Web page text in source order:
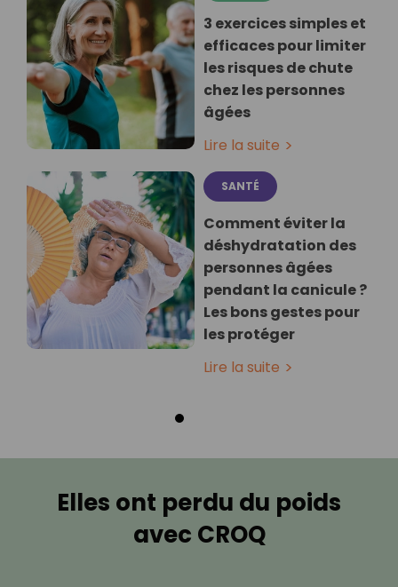
3 exercices simples et
efficaces pour limiter
les risques de chute
chez les personnes
âgées
Lire la suite
SANTÉ
Comment éviter la
déshydratation des
personnes âgées
pendant la canicule ?
Les bons gestes pour
les protéger
Lire la suite
Elles ont perdu du poids
avec CROQ